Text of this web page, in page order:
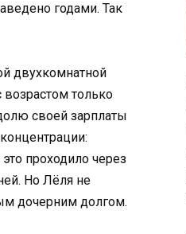
годами. Так
двухкомнатной
только
своей зарплаты
проходило через
Но Лёля не
дочерним долгом.